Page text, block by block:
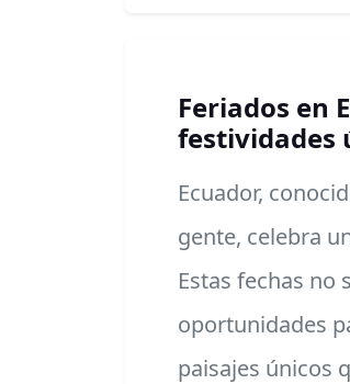
Feriados en
festividades
Ecuador,
gente, celebra
Estas fechas no
oportunidades
paisajes únicos